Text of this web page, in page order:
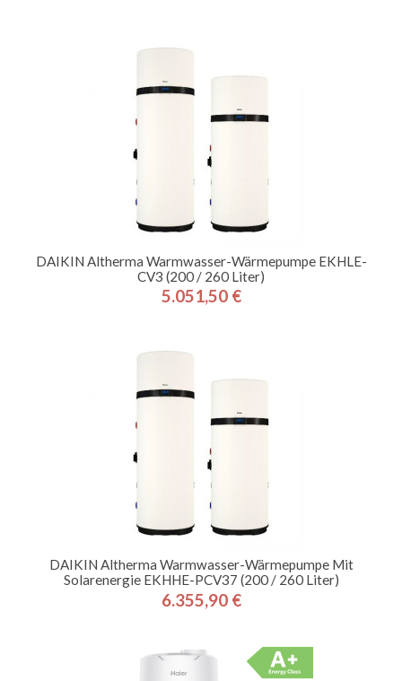
DAIKIN Altherma Warmwasser-Wärmepumpe EKHLE-
CV3 (200 / 260 Liter)
Preis
5.051,50 €
DAIKIN Altherma Warmwasser-Wärmepumpe Mit
Solarenergie EKHHE-PCV37 (200 / 260 Liter)
Preis
6.355,90 €